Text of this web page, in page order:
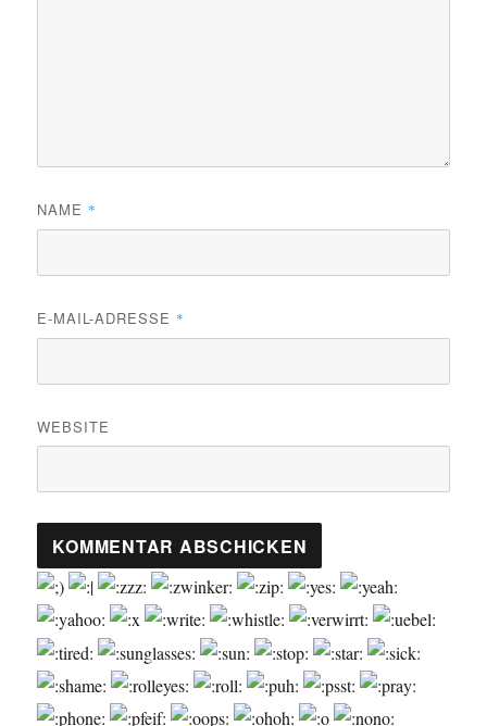
NAME *
E-MAIL-ADRESSE *
WEBSITE